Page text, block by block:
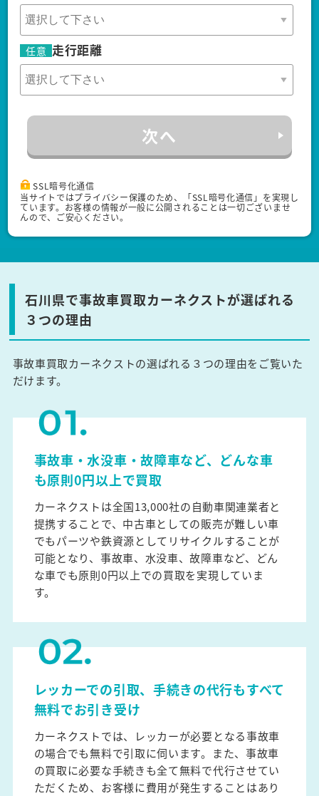
任意 走行距離
次へ
SSL暗号化通信
当サイトではプライバシー保護のため、「SSL暗号化通信」を実現し
ています。お客様の情報が一般に公開されることは一切ございませ
んので、ご安心ください。
石川県で事故車買取カーネクストが選ばれる
３つの理由
事故車買取カーネクストの選ばれる３つの理由をご覧いた
だけます。
事故車・水没車・故障車など、どんな車
も原則0円以上で買取
カーネクストは全国13,000社の自動車関連業者と
提携することで、中古車としての販売が難しい車
でもパーツや鉄資源としてリサイクルすることが
可能となり、事故車、水没車、故障車など、どん
な車でも原則0円以上での買取を実現していま
す。
レッカーでの引取、手続きの代行もすべて
無料でお引き受け
カーネクストでは、レッカーが必要となる事故車
の場合でも無料で引取に伺います。また、事故車
の買取に必要な手続きも全て無料で代行させてい
ただくため、お客様に費用が発生することはあり